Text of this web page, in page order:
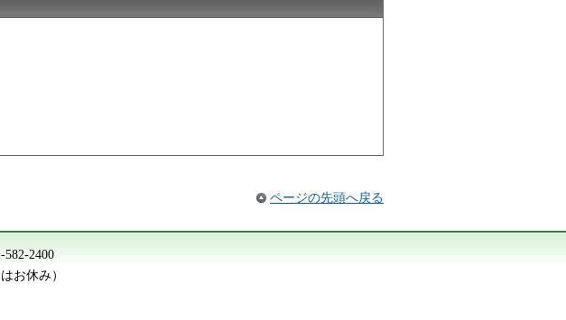
ページの先頭へ戻る
582-2400
お休み）